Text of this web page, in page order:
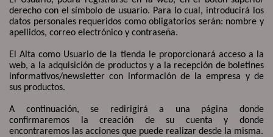
derecho con el símbolo de usuario. Para lo cual, introducirá los
datos personales requeridos como obligatorios serán: nombre y
apellidos, correo electrónico y contraseña.
El Alta como Usuario de la tienda le proporcionará acceso a la
web, a la adquisición de productos y a la recepción de boletines
informativos/newsletter con información de la empresa y de
sus productos.
A continuación, se redirigirá a una página donde
confirmaremos la creación de su cuenta y donde
encontraremos las acciones que puede realizar desde la misma.